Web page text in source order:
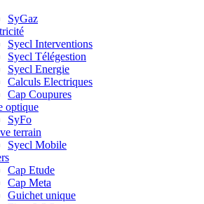
SyGaz
Syecl Interventions
Syecl Télégestion
Syecl Energie
Calculs Electriques
Cap Coupures
optique
SyFo
terrain
Syecl Mobile
Cap Etude
Cap Meta
Guichet unique